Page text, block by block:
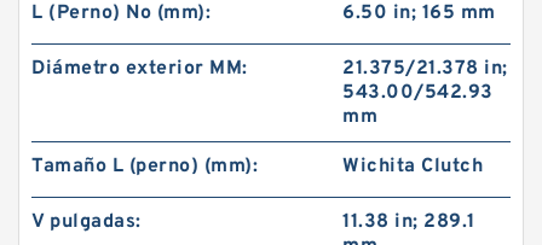
L (Perno) No (mm): 6.50 in; 165 mm
Diámetro exterior MM:
21.375/21.378 in;
543.00/542.93
mm
Tamaño L (perno) (mm): Wichita Clutch
V pulgadas:
11.38 in; 289.1